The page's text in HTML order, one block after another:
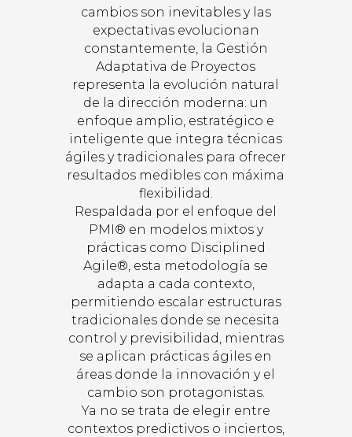
cambios son inevitables y las
expectativas evolucionan
constantemente, la Gestión
Adaptativa de Proyectos
representa la evolución natural
de la dirección moderna: un
enfoque amplio, estratégico e
inteligente que integra técnicas
ágiles y tradicionales para ofrecer
resultados medibles con máxima
flexibilidad.
Respaldada por el enfoque del
PMI® en modelos mixtos y
prácticas como Disciplined
Agile®, esta metodología se
adapta a cada contexto,
permitiendo escalar estructuras
tradicionales donde se necesita
control y previsibilidad, mientras
se aplican prácticas ágiles en
áreas donde la innovación y el
cambio son protagonistas.
Ya no se trata de elegir entre
contextos predictivos o inciertos,